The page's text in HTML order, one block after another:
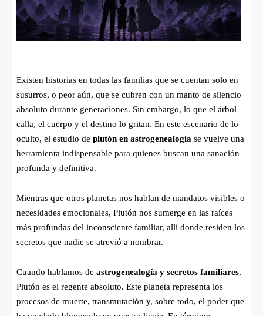
Existen historias en todas las familias que se cuentan solo en
susurros, o peor aún, que se cubren con un manto de silencio
absoluto durante generaciones. Sin embargo, lo que el árbol
calla, el cuerpo y el destino lo gritan. En este escenario de lo
oculto, el estudio de plutón en astrogenealogía se vuelve una
herramienta indispensable para quienes buscan una sanación
profunda y definitiva.
Mientras que otros planetas nos hablan de mandatos visibles o
necesidades emocionales, Plutón nos sumerge en las raíces
más profundas del inconsciente familiar, allí donde residen los
secretos que nadie se atrevió a nombrar.
Cuando hablamos de astrogenealogía y secretos familiares,
Plutón es el regente absoluto. Este planeta representa los
procesos de muerte, transmutación y, sobre todo, el poder que